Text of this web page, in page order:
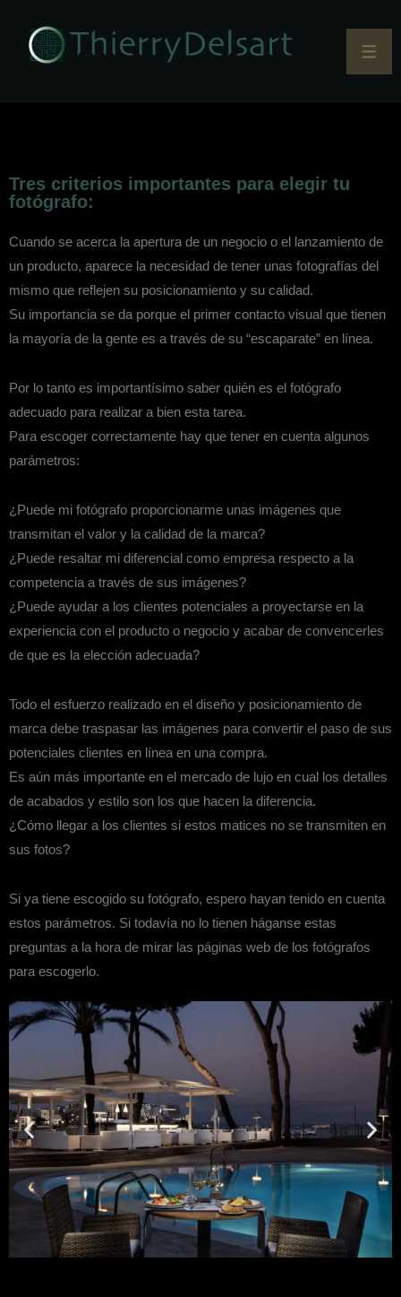
Tres criterios importantes para elegir tu
fotógrafo:
Cuando se acerca la apertura de un negocio o el lanzamiento de
un producto, aparece la necesidad de tener unas fotografías del
mismo que reflejen su posicionamiento y su calidad.
Su importancia se da porque el primer contacto visual que tienen
la mayoría de la gente es a través de su “escaparate” en línea.
Por lo tanto es importantísimo saber quién es el fotógrafo
adecuado para realizar a bien esta tarea.
Para escoger correctamente hay que tener en cuenta algunos
parámetros:
¿Puede mi fotógrafo proporcionarme unas imágenes que
transmitan el valor y la calidad de la marca?
¿Puede resaltar mi diferencial como empresa respecto a la
competencia a través de sus imágenes?
¿Puede ayudar a los clientes potenciales a proyectarse en la
experiencia con el producto o negocio y acabar de convencerles
de que es la elección adecuada?
Todo el esfuerzo realizado en el diseño y posicionamiento de
marca debe traspasar las imágenes para convertir el paso de sus
potenciales clientes en línea en una compra.
Es aún más importante en el mercado de lujo en cual los detalles
de acabados y estilo son los que hacen la diferencia.
¿Cómo llegar a los clientes si estos matices no se transmiten en
sus fotos?
Si ya tiene escogido su fotógrafo, espero hayan tenido en cuenta
estos parámetros. Si todavía no lo tienen háganse estas
preguntas a la hora de mirar las páginas web de los fotógrafos
para escogerlo.